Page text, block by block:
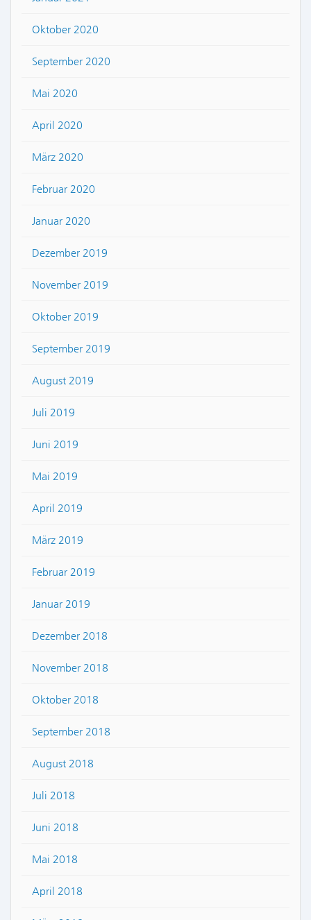
Oktober 2020
September 2020
Mai 2020
April 2020
März 2020
Februar 2020
Januar 2020
Dezember 2019
November 2019
Oktober 2019
September 2019
August 2019
Juli 2019
Juni 2019
Mai 2019
April 2019
März 2019
Februar 2019
Januar 2019
Dezember 2018
November 2018
Oktober 2018
September 2018
August 2018
Juli 2018
Juni 2018
Mai 2018
April 2018